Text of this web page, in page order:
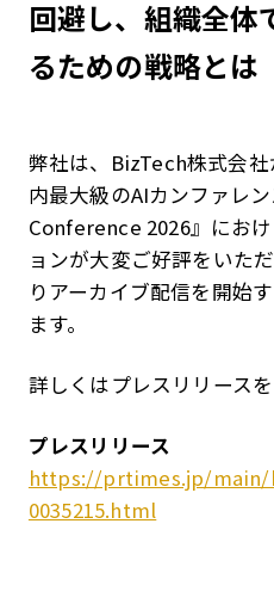
回避し、組織全体
るための戦略とは
弊社は、BizTech株式会
内最大級のAIカンファレ
Conference 2026』にお
ョンが大変ご好評をいた
りアーカイブ配信を開始
ます。
詳しくはプレスリリースを
プレスリリース
https://prtimes.jp/main/
0035215.html